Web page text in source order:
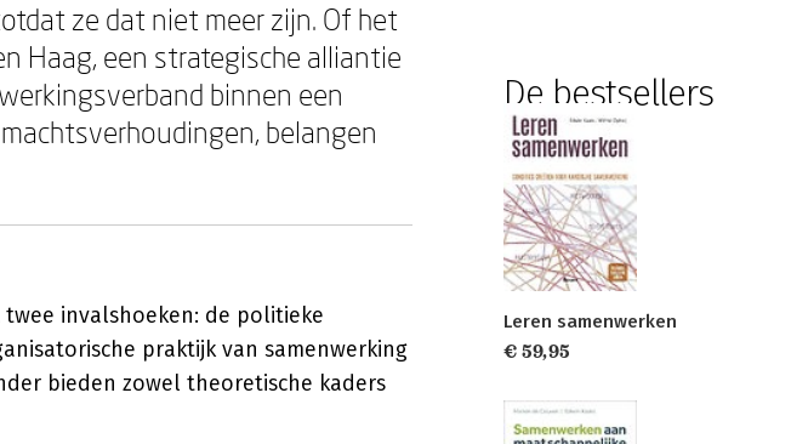
ze dat niet meer zijn. Of het
Haag, een strategische alliantie
binnen een
belangen
invalshoeken: de politieke
praktijk van samenwerking
bieden zowel theoretische kaders
De bestsellers
Leren samenwerken
€ 59,95